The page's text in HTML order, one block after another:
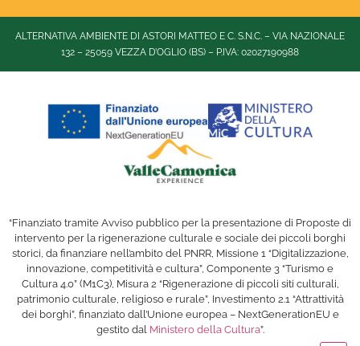
ALTERNATIVA AMBIENTE DI ASTORI MATTEO E C. S.N.C. – VIA NAZIONALE
132 – 25059 VEZZA D’OGLIO (BS) – P.IVA: 02027190988
“Finanziato tramite Avviso pubblico per la presentazione di Proposte di
intervento per la rigenerazione culturale e sociale dei piccoli borghi
storici, da finanziare nell’ambito del PNRR, Missione 1 “Digitalizzazione,
innovazione, competitività e cultura”, Componente 3 “Turismo e
Cultura 4.0” (M1C3), Misura 2 “Rigenerazione di piccoli siti culturali,
patrimonio culturale, religioso e rurale”, Investimento 2.1 “Attrattività
dei borghi”, finanziato dall’Unione europea – NextGenerationEU e
gestito dal Ministero della Cultura”.